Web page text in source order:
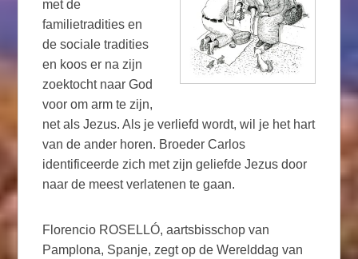
met de
familietradities en
de sociale tradities
en koos er na zijn
zoektocht naar God
voor om arm te zijn,
net als Jezus. Als je verliefd wordt, wil je het hart
van de ander horen. Broeder Carlos
identificeerde zich met zijn geliefde Jezus door
naar de meest verlatenen te gaan.
Florencio ROSELLÓ, aartsbisschop van
Pamplona, ​​Spanje, zegt op de Werelddag van